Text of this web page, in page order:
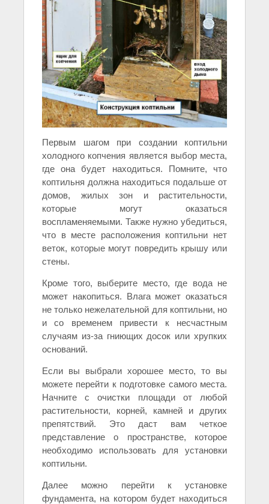
Первым шагом при создании коптильни
холодного копчения является выбор места,
где она будет находиться. Помните, что
коптильня должна находиться подальше от
домов, жилых зон и растительности,
которые могут оказаться
воспламеняемыми. Также нужно убедиться,
что в месте расположения коптильни нет
веток, которые могут повредить крышу или
стены.
Кроме того, выберите место, где вода не
может накопиться. Влага может оказаться
не только нежелательной для коптильни, но
и со временем привести к несчастным
случаям из-за гниющих досок или хрупких
оснований.
Если вы выбрали хорошее место, то вы
можете перейти к подготовке самого места.
Начните с очистки площади от любой
растительности, корней, камней и других
препятствий. Это даст вам четкое
представление о пространстве, которое
необходимо использовать для установки
коптильни.
Далее можно перейти к установке
фундамента, на котором будет находиться